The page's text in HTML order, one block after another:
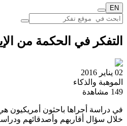
EN
التفكر في الحكمة من
02 يناير 2016
الموهبة والذكاء
149 مشاهدة
خلال سؤال أقاربهم وأصدقائهم